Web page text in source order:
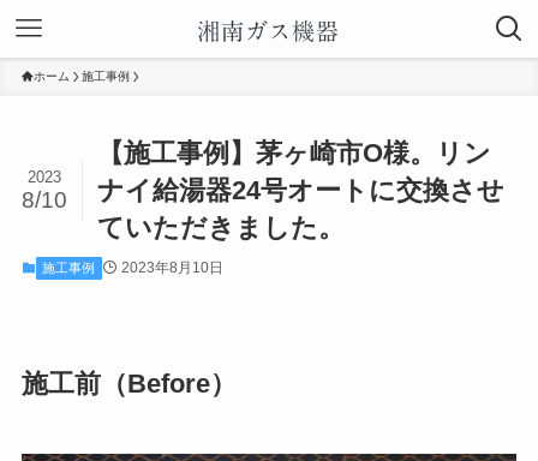
ホーム 施工事例
【施工事例】茅ヶ崎市O様。リン
ナイ給湯器24号オートに交換させ
ていただきました。
2023
8/10
施工事例 2023年8月10日
施工前（Before）